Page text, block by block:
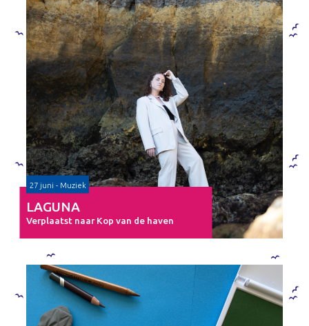
27 juni - Muziek
LAGUNA
Verplaatst naar Kop van de haven